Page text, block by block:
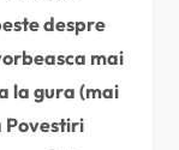
despre
mai
la gura (mai
Povestiri